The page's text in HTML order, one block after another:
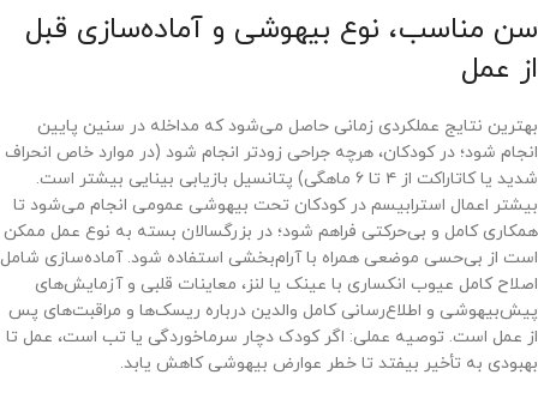
سن مناسب، نوع بیهوشی و آماده‌سازی قبل
از عمل
بهترین نتایج عملکردی زمانی حاصل می‌شود که مداخله در سنین پایین
انجام شود؛ در کودکان، هرچه جراحی زودتر انجام شود (در موارد خاص انحراف
شدید یا کاتاراکت از ۴ تا ۶ ماهگی) پتانسیل بازیابی بینایی بیشتر است.
بیشتر اعمال استرابیسم در کودکان تحت بیهوشی عمومی انجام می‌شود تا
همکاری کامل و بی‌حرکتی فراهم شود؛ در بزرگسالان بسته به نوع عمل ممکن
است از بی‌حسی موضعی همراه با آرام‌بخشی استفاده شود. آماده‌سازی شامل
اصلاح کامل عیوب انکساری با عینک یا لنز، معاینات قلبی و آزمایش‌های
پیش‌بیهوشی و اطلاع‌رسانی کامل والدین درباره ریسک‌ها و مراقبت‌های پس
از عمل است. توصیه عملی: اگر کودک دچار سرماخوردگی یا تب است، عمل تا
بهبودی به تأخیر بیفتد تا خطر عوارض بیهوشی کاهش یابد.